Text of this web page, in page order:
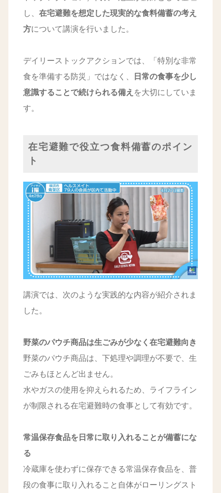
し、 在宅避難を想定した現実的な食料備蓄の考え
方について講演を行いました。
デイリーストックアクションでは、「特別な非常
食を準備する防災」ではなく、
日常の食事を少し
意識することで続けられる備え を大切にしていま
す。
在宅避難で役立つ食料備蓄のポイン
ト
講演では、次のような実践的な内容が紹介されま
した。
野菜のパウチ商品は生ごみが少なく在宅避難向き
野菜のパウチ商品は、下処理や調理が不要で、生
ごみもほとんど出ません。
水やガスの使用を抑えられるため、ライフライン
が制限される在宅避難時の食事として有効です。
常温保存食品を日常に取り入れることが備蓄にな
る
冷蔵庫を使わずに保存できる常温保存食品を、普
段の食事に取り入れること自体がローリングスト